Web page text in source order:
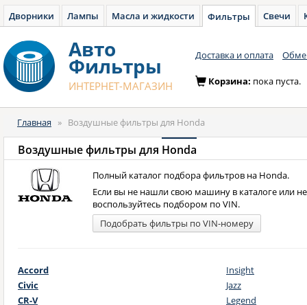
Дворники Лампы Масла и жидкости Фильтры Свечи
Авто
Фильтры
ИНТЕРНЕТ-МАГАЗИН
Доставка и оплата
Корзина: пока пуста.
Главная » Воздушные фильтры для Honda
Воздушные фильтры для Honda
Полный каталог подбора фильтров на Honda.
Если вы не нашли свою машину в каталоге или
воспользуйтесь подбором по VIN.
Подобрать фильтры по VIN-номеру
Accord
Civic
CR-V
Insight
Jazz
Legend